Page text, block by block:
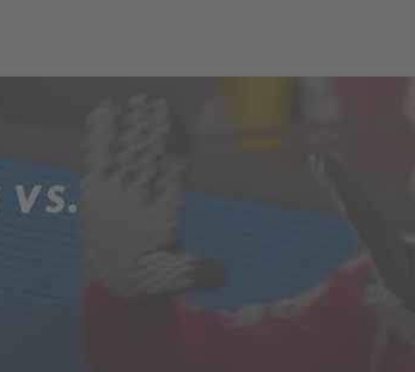
VS.